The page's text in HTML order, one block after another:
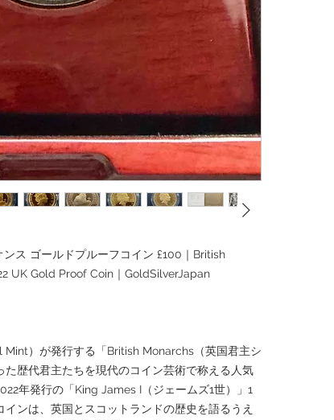
ンス ゴールドプルーフコイン £100｜British
UK Gold Proof Coin｜GoldSilverJapan
Mint）が発行する「British Monarchs（英国君主シ
た歴代君主たちを現代のコイン芸術で称える人気
年発行の「King James I（ジェームズ1世）」1
ンは、英国とスコットランドの歴史を語るうえ